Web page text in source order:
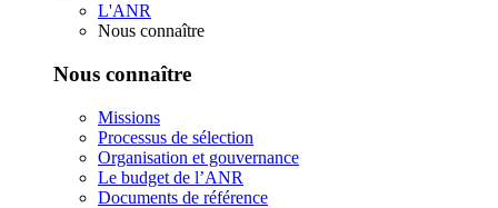
L'ANR
Nous connaître
Nous connaître
Missions
Processus de sélection
Organisation et gouvernance
Le budget de l’ANR
Documents de référence